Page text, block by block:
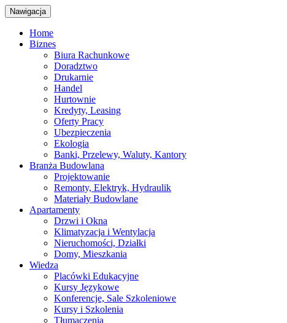
Nawigacja
Home
Biznes
Biura Rachunkowe
Doradztwo
Drukarnie
Handel
Hurtownie
Kredyty, Leasing
Oferty Pracy
Ubezpieczenia
Ekologia
Banki, Przelewy, Waluty, Kantory
Branża Budowlana
Projektowanie
Remonty, Elektryk, Hydraulik
Materiały Budowlane
Apartamenty
Drzwi i Okna
Klimatyzacja i Wentylacja
Nieruchomości, Działki
Domy, Mieszkania
Wiedza
Placówki Edukacyjne
Kursy Językowe
Konferencje, Sale Szkoleniowe
Kursy i Szkolenia
Tłumaczenia